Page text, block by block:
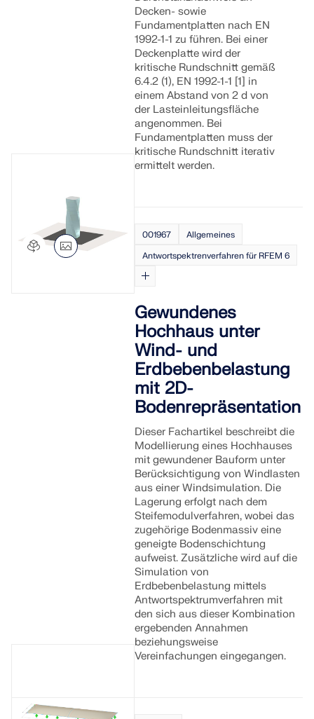
Decken- sowie
Fundamentplatten nach EN
1992-1-1 zu führen. Bei einer
Deckenplatte wird der
kritische Rundschnitt gemäß
6.4.2 (1), EN 1992-1-1 [1] in
einem Abstand von 2 d von
der Lasteinleitungsfläche
angenommen. Bei
Fundamentplatten muss der
kritische Rundschnitt iterativ
ermittelt werden.
001967
Allgemeines
Antwortspektrenverfahren für RFEM 6
Gewundenes
Hochhaus unter
Wind- und
Erdbebenbelastung
mit 2D-
Bodenrepräsentation
Dieser Fachartikel beschreibt die
Modellierung eines Hochhauses
mit gewundener Bauform unter
Berücksichtigung von Windlasten
aus einer Windsimulation. Die
Lagerung erfolgt nach dem
Steifemodulverfahren, wobei das
zugehörige Bodenmassiv eine
geneigte Bodenschichtung
aufweist. Zusätzliche wird auf die
Simulation von
Erdbebenbelastung mittels
Antwortspektrumverfahren mit
den sich aus dieser Kombination
ergebenden Annahmen
beziehungsweise
Vereinfachungen eingegangen.